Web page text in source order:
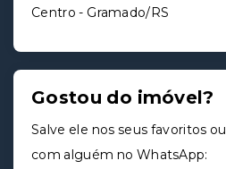
Centro - Gramado/RS
Gostou do imóvel?
Salve ele nos seus favoritos
com alguém no WhatsApp: